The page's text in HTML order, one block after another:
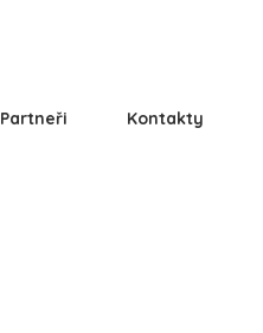
Partneři Kontakty